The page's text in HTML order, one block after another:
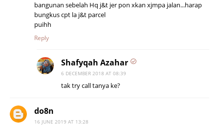
bangunan sebelah Hq j&t jer pon xkan xjmpa jalan...harap
bungkus cpt la j&t parcel
puihh
Reply
Shafyqah Azahar
6 DECEMBER 2018 AT 08:39
tak try call tanya ke?
do8n
16 JUNE 2019 AT 13:28